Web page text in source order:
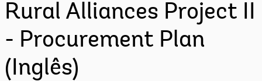
Rural Alliances Project II
- Procurement Plan
(Inglês)